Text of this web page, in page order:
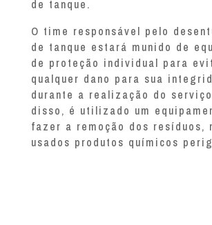
de tanque.
O time responsável pelo
de tanque estará munido de
de proteção individual para
qualquer dano para sua
durante a realização do
disso, é utilizado um
fazer a remoção dos resíduos,
usados produtos químicos